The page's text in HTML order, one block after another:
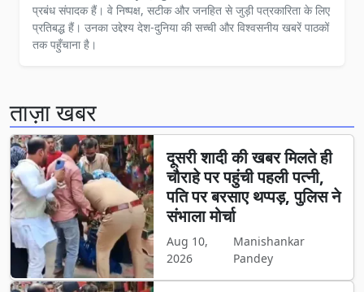
प्रबंध संपादक हैं। वे निष्पक्ष, सटीक और जनहित से जुड़ी पत्रकारिता के लिए
प्रतिबद्ध हैं। उनका उद्देश्य देश-दुनिया की सच्ची और विश्वसनीय खबरें पाठकों
तक पहुँचाना है।
ताज़ा खबर
दूसरी शादी की खबर मिलते ही
चौराहे पर पहुंची पहली पत्नी,
पति पर बरसाए थप्पड़, पुलिस ने
संभाला मोर्चा
Aug 10,
2026
Manishankar
Pandey